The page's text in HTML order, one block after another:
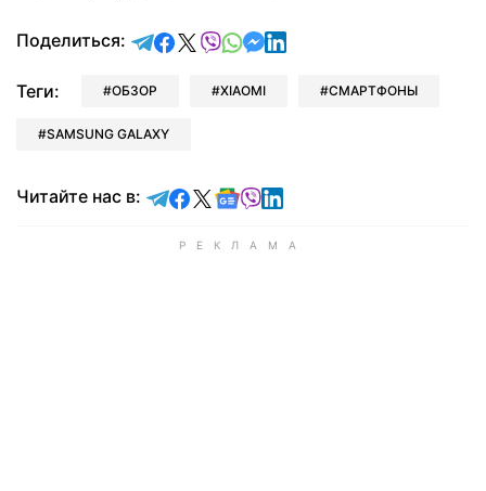
Поделиться: отправить в Telegram
поделиться в Facebook
поделиться в X
отправить в Viber
отправить в Whatsapp
отправить в Messenger
отправить в LinkedIn
Теги: ОБЗОР XIAOMI СМАРТФОНЫ
SAMSUNG GALAXY
Читайте нас в: Читайте в Telegram
Читайте в Facebook
Читайте в X
Читайте в Google news
Читайте в Viber
Читайте в LinkedIn